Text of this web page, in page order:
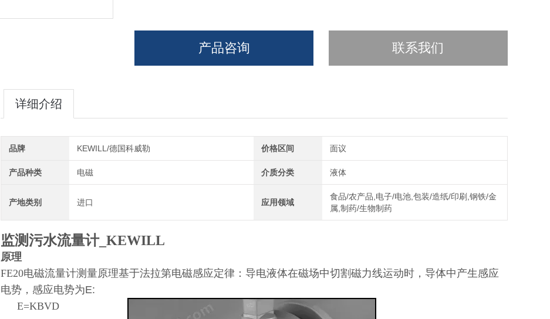
产品咨询 联系我们
详细介绍
品牌 KEWILL/德国科威勒 价格区间 面议
产品种类 电磁 介质分类 液体
产地类别 进口 应用领域
食品/农产品,电子/电池,包装/造纸/印刷,钢铁/金
属,制药/生物制药
监测污水流量计_KEWILL
原理
FE20电磁流量计测量原理基于法拉第电磁感应定律：导电液体在磁场中切割磁力线运动时，导体中产生感应
电势，感应电势为E:
E=KBVD